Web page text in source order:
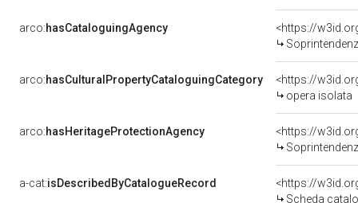
arco:hasCataloguingAgency
<https://
arco:hasCulturalPropertyCataloguingCategory
<https://
opera isolata
arco:hasHeritageProtectionAgency
<https://
Soprintendenza
a-cat:isDescribedByCatalogueRecord
<https://
Scheda